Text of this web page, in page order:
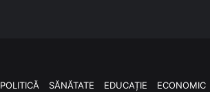
POLITICĂ SĂNĂTATE EDUCAȚIE ECONOMIC